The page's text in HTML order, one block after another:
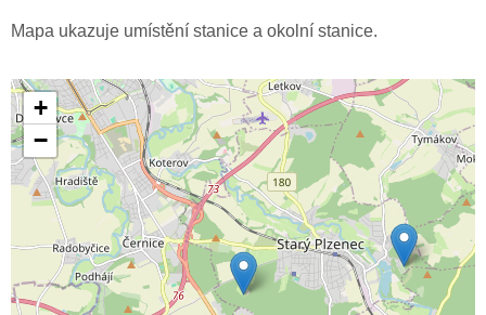
Mapa ukazuje umístění stanice a okolní stanice.
+
−